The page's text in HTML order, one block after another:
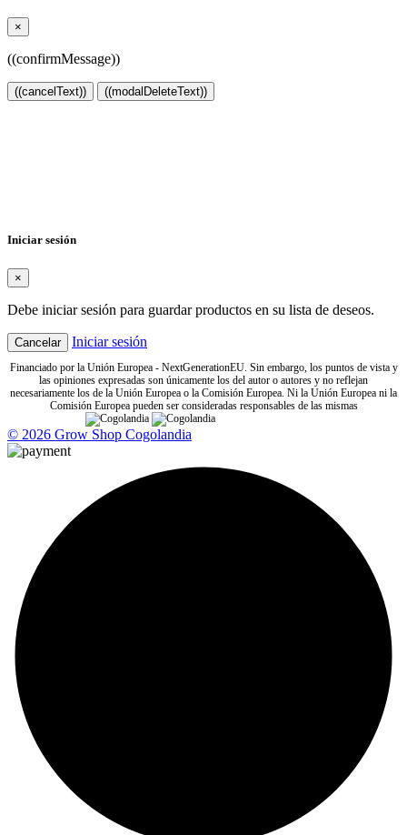
×
((confirmMessage))
((cancelText)) ((modalDeleteText))
Iniciar sesión
×
Debe iniciar sesión para guardar productos en su lista de deseos.
Cancelar Iniciar sesión
Financiado por la Unión Europea - NextGenerationEU. Sin embargo, los puntos de vista y
las opiniones expresadas son únicamente los del autor o autores y no reflejan
necesariamente los de la Unión Europea o la Comisión Europea. Ni la Unión Europea ni la
Comisión Europea pueden ser consideradas responsables de las mismas
© 2026 Grow Shop Cogolandia